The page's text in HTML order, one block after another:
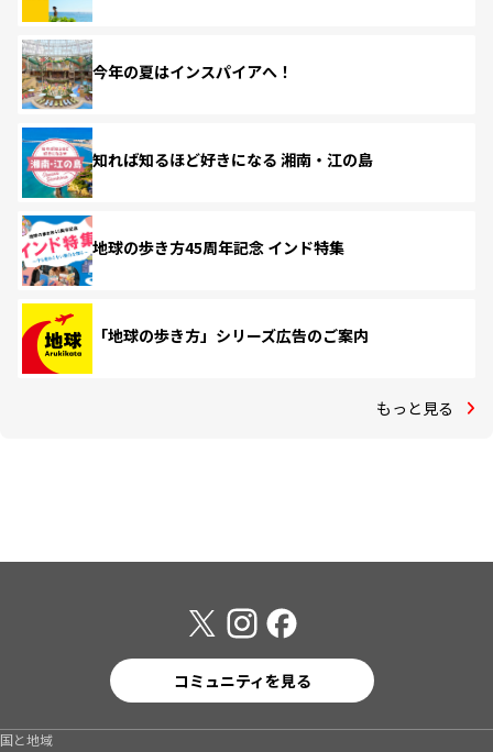
今年の夏はインスパイアへ！
知れば知るほど好きになる 湘南・江の島
地球の歩き方45周年記念 インド特集
「地球の歩き方」シリーズ広告のご案内
もっと見る
コミュニティを見る
国と地域